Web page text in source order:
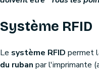
Système RFID
Le système RFID permet
du ruban par l'imprimante